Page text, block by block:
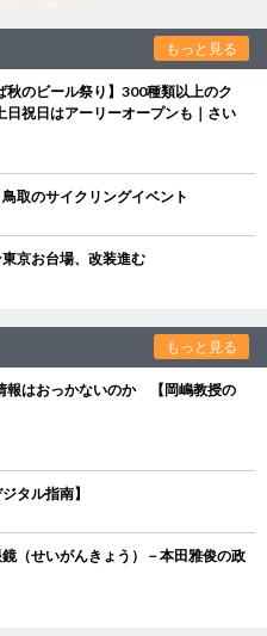
もっと見る
秋のビール祭り】300種類以上のク
日祝日はアーリーオープンも｜さい
取のサイクリングイベント
京お台場、改装進む
もっと見る
報はおっかないのか 【岡嶋教授の
タル指南】
（せいがんきょう）－本田雅俊の政